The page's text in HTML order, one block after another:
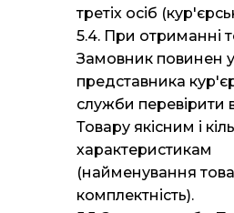
третіх осіб
5.4. При отриманні
Замовник повинен у
представника
служби перевірити
Товару якісним і
характеристикам
(найменування
комплектність).